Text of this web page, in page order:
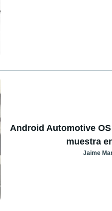
Android Automotive
muestra
Jaime